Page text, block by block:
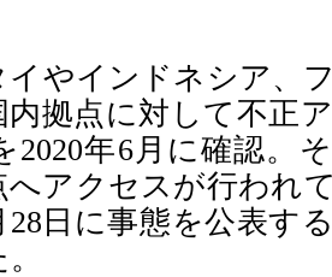
イやインドネシア、
内拠点に対して不正
2020年6月に確認。
へアクセスが行われ
28日に事態を公表す